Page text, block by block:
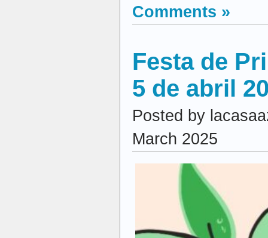
Comments »
Festa de
5 de abril
Posted by
March 2025